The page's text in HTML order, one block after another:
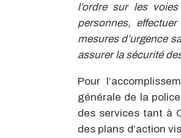
l’ordre sur les
personnes,
mesures d’urgence
assurer la sécurité
Pour
générale de la
des services tant à
des plans d’action